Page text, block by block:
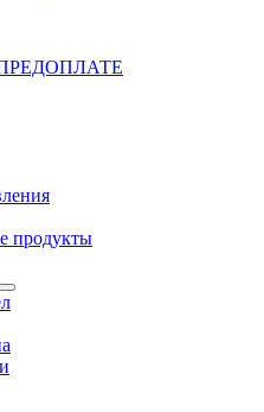
ПРЕДОПЛАТЕ
продукты